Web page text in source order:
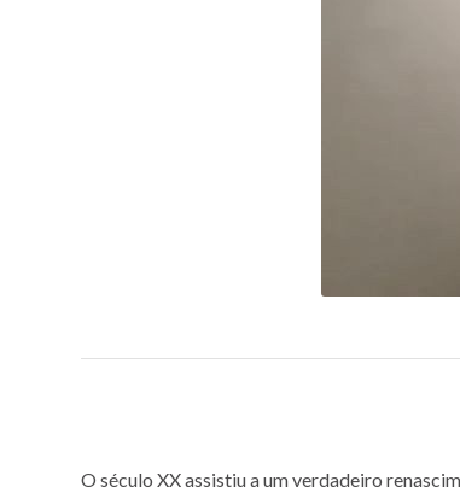
Santo António
O século XX assistiu a um verdadeiro